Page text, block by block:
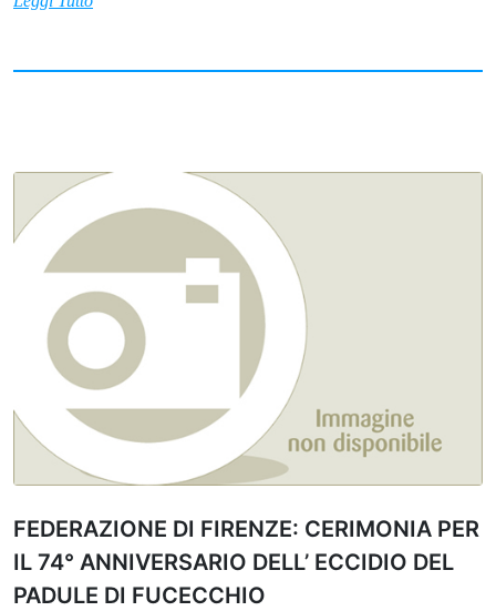
FEDERAZIONE DI FIRENZE: CERIMONIA PER
IL 74° ANNIVERSARIO DELL’ ECCIDIO DEL
PADULE DI FUCECCHIO